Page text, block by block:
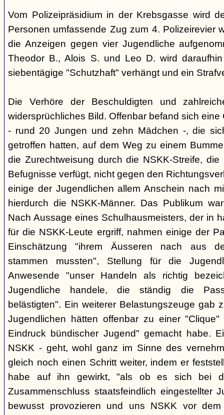
Vom Polizeipräsidium in der Krebsgasse wird
Personen umfassende Zug zum 4. Polizeirevier
die Anzeigen gegen vier Jugendliche
Theodor B., Alois S. und Leo D. wird
siebentägige "Schutzhaft" verhängt und ein
Die Verhöre der Beschuldigten und
widersprüchliches Bild. Offenbar befand sich
- rund 20 Jungen und zehn Mädchen -, die
getroffen hatten, auf dem Weg zu einem
die Zurechtweisung durch die NSKK-Streife,
Befugnisse verfügt, nicht gegen den
einige der Jugendlichen allem Anschein nach
hierdurch die NSKK-Männer. Das Publikum
Nach Aussage eines Schulhausmeisters, der in
für die NSKK-Leute ergriff, nahmen einige der
Einschätzung "ihrem Äusseren nach aus
stammen mussten", Stellung für die
Anwesende "unser Handeln als richtig
Jugendliche handele, die ständig die
belästigten". Ein weiterer Belastungszeuge gab
Jugendlichen hätten offenbar zu einer
Eindruck bündischer Jugend" gemacht habe.
NSKK - geht, wohl ganz im Sinne des
gleich noch einen Schritt weiter, indem er
habe auf ihn gewirkt, "als ob es sich bei
Zusammenschluss staatsfeindlich eingestellter
bewusst provozieren und uns NSKK vor dem